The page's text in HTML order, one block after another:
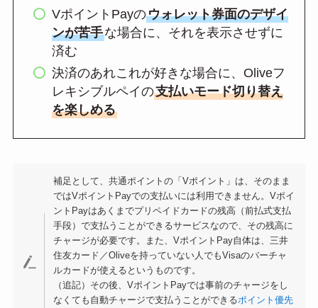
VポイントPayのウォレット券面のデザイ
ンが苦手な場合に、それを表示させずに
済む
決済のあれこれが好きな場合に、Oliveフ
レキシブルペイの支払いモード切り替え
を楽しめる
補足として、共通ポイントの「Vポイント」は、そのまま
ではVポイントPayでの支払いには利用できません。Vポイ
ントPayはあくまでプリペイドカードの残高（前払式支払
手段）で支払うことができるサービスなので、その残高に
チャージが必要です。また、VポイントPay自体は、三井
住友カード／Oliveを持っていない人でもVisaのバーチャ
ルカードが使えるというものです。
（追記）その後、VポイントPayでは事前のチャージをし
なくても自動チャージで支払うことができるポイント優先